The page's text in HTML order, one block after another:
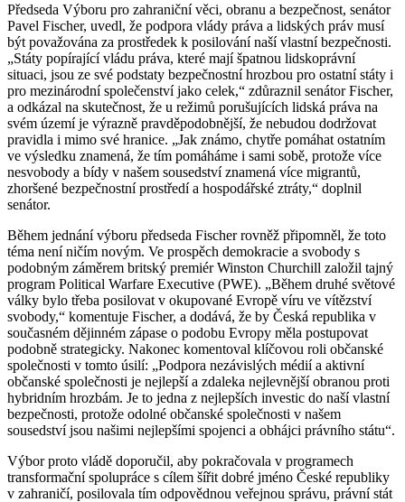
Předseda Výboru pro zahraniční věci, obranu a bezpečnost, senátor
Pavel Fischer, uvedl, že podpora vlády práva a lidských práv musí
být považována za prostředek k posilování naší vlastní bezpečnosti.
„Státy popírající vládu práva, které mají špatnou lidskoprávní
situaci, jsou ze své podstaty bezpečnostní hrozbou pro ostatní státy i
pro mezinárodní společenství jako celek,“ zdůraznil senátor Fischer,
a odkázal na skutečnost, že u režimů porušujících lidská práva na
svém území je výrazně pravděpodobnější, že nebudou dodržovat
pravidla i mimo své hranice. „Jak známo, chytře pomáhat ostatním
ve výsledku znamená, že tím pomáháme i sami sobě, protože více
nesvobody a bídy v našem sousedství znamená více migrantů,
zhoršené bezpečnostní prostředí a hospodářské ztráty,“ doplnil
senátor.
Během jednání výboru předseda Fischer rovněž připomněl, že toto
téma není ničím novým. Ve prospěch demokracie a svobody s
podobným záměrem britský premiér Winston Churchill založil tajný
program Political Warfare Executive (PWE). „Během druhé světové
války bylo třeba posilovat v okupované Evropě víru ve vítězství
svobody,“ komentuje Fischer, a dodává, že by Česká republika v
současném dějinném zápase o podobu Evropy měla postupovat
podobně strategicky. Nakonec komentoval klíčovou roli občanské
společnosti v tomto úsilí: „Podpora nezávislých médií a aktivní
občanské společnosti je nejlepší a zdaleka nejlevnější obranou proti
hybridním hrozbám. Je to jedna z nejlepších investic do naší vlastní
bezpečnosti, protože odolné občanské společnosti v našem
sousedství jsou našimi nejlepšími spojenci a obhájci právního státu“.
Výbor proto vládě doporučil, aby pokračovala v programech
transformační spolupráce s cílem šířit dobré jméno České republiky
v zahraničí, posilovala tím odpovědnou veřejnou správu, právní stát